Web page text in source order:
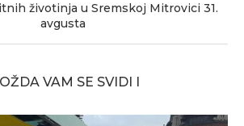
životinja u Sremskoj Mitrovici 31.
avgusta
VAM SE SVIDI I